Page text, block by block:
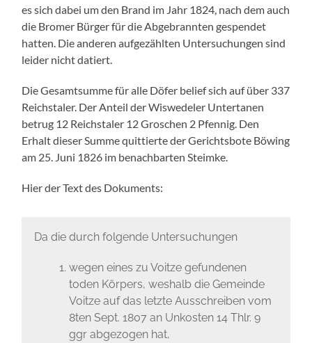
es sich dabei um den Brand im Jahr 1824, nach dem auch
die Bromer Bürger für die Abgebrannten gespendet
hatten. Die anderen aufgezählten Untersuchungen sind
leider nicht datiert.
Die Gesamtsumme für alle Döfer belief sich auf über 337
Reichstaler. Der Anteil der Wiswedeler Untertanen
betrug 12 Reichstaler 12 Groschen 2 Pfennig. Den
Erhalt dieser Summe quittierte der Gerichtsbote Böwing
am 25. Juni 1826 im benachbarten Steimke.
Hier der Text des Dokuments:
Da die durch folgende Untersuchungen
wegen eines zu Voitze gefundenen
toden Körpers, weshalb die Gemeinde
Voitze auf das letzte Ausschreiben vom
8ten Sept. 1807 an Unkosten 14 Thlr. 9
ggr abgezogen hat,